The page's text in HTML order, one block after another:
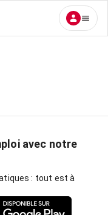
avec notre
: tout est à